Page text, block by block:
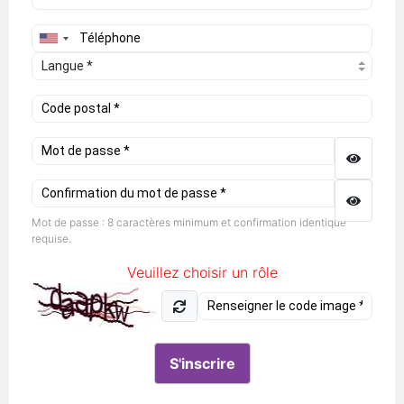
Mot de passe : 8 caractères minimum et confirmation identique
requise.
Veuillez choisir un rôle